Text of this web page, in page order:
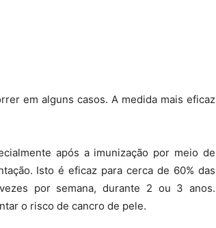
em alguns casos. A medida mais eficaz
após a imunização por meio de
Isto é eficaz para cerca de 60% das
por semana, durante 2 ou 3 anos.
o risco de cancro de pele.